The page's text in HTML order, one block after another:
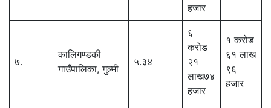
हजार
७.
कालिगण्डकी
गाउँपालिका, गुल्मी
५.३४
६
करोड
२१
लाख७४
हजार
१ करोड
६१ लाख
९६
हजार